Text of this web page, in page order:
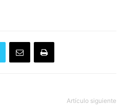
Artículo siguiente